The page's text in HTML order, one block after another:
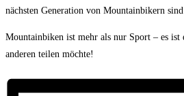
nächsten Generation von Mountainbikern
Mountainbiken ist mehr als nur Sport – es ist
anderen teilen möchte!